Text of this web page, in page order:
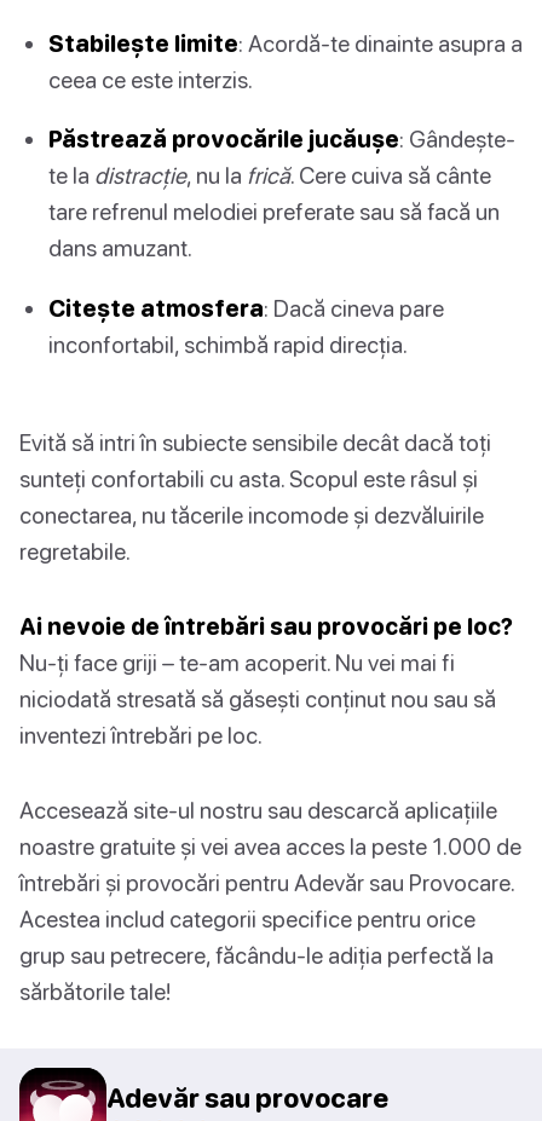
Stabilește limite: Acordă-te dinainte asupra a
ceea ce este interzis.
Păstrează provocările jucăușe: Gândește-
te la distracție, nu la frică. Cere cuiva să cânte
tare refrenul melodiei preferate sau să facă un
dans amuzant.
Citește atmosfera: Dacă cineva pare
inconfortabil, schimbă rapid direcția.
Evită să intri în subiecte sensibile decât dacă toți
sunteți confortabili cu asta. Scopul este râsul și
conectarea, nu tăcerile incomode și dezvăluirile
regretabile.
Ai nevoie de întrebări sau provocări pe loc?
Nu-ți face griji – te-am acoperit. Nu vei mai fi
niciodată stresată să găsești conținut nou sau să
inventezi întrebări pe loc.
Accesează site-ul nostru sau descarcă aplicațiile
noastre gratuite și vei avea acces la peste 1.000 de
întrebări și provocări pentru Adevăr sau Provocare.
Acestea includ categorii specifice pentru orice
grup sau petrecere, făcându-le adiția perfectă la
sărbătorile tale!
Adevăr sau provocare